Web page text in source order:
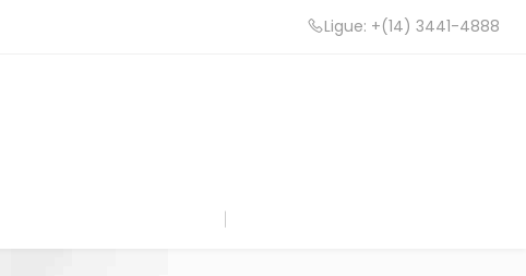
Ligue: +(14) 3441-4888